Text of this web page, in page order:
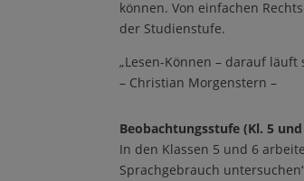
können. Von einfachen
der Studienstufe.
„Lesen-Können – darauf läuft
– Christian Morgenstern –
Beobachtungsstufe (Kl. 5 und
In den Klassen 5 und 6
Sprachgebrauch untersuchen